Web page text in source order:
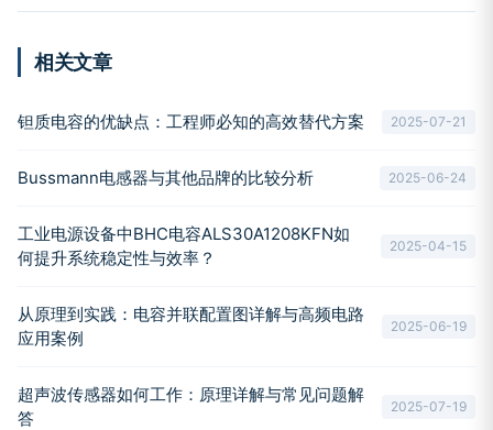
相关文章
钽质电容的优缺点：工程师必知的高效替代方案 2025-07-21
Bussmann电感器与其他品牌的比较分析 2025-06-24
工业电源设备中BHC电容ALS30A1208KFN如
何提升系统稳定性与效率？
2025-04-15
从原理到实践：电容并联配置图详解与高频电路
应用案例
2025-06-19
超声波传感器如何工作：原理详解与常见问题解
答
2025-07-19